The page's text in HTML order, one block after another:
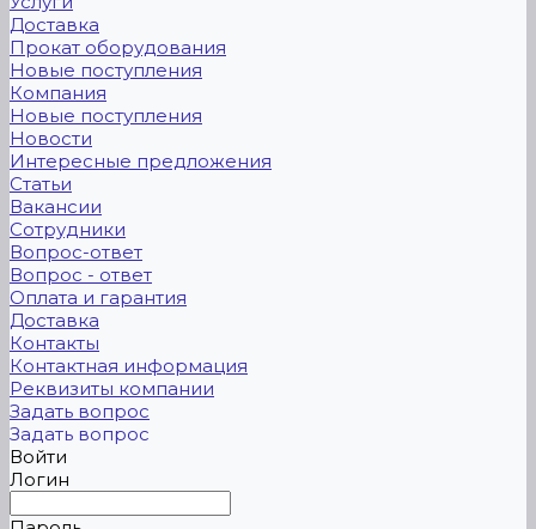
Доставка
Прокат оборудования
Новые поступления
Компания
Новые поступления
Новости
Интересные предложения
Статьи
Вакансии
Сотрудники
Вопрос-ответ
Вопрос - ответ
Оплата и гарантия
Доставка
Контакты
Контактная информация
Реквизиты компании
Задать вопрос
Задать вопрос
Войти
Логин